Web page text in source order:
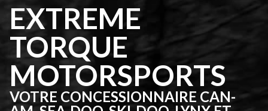
EXTREME
TORQUE
MOTORSPORTS
VOTRE CONCESSIONNAIRE CAN-